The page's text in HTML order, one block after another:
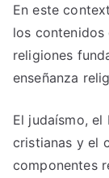
En este
los
religiones
enseñanza
El judaísmo, el
cristianas y el
componentes